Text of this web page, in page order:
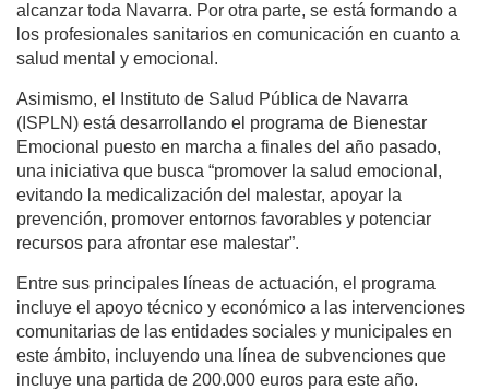
alcanzar toda Navarra. Por otra parte, se está formando a
los profesionales sanitarios en comunicación en cuanto a
salud mental y emocional.
Asimismo, el Instituto de Salud Pública de Navarra
(ISPLN) está desarrollando el programa de Bienestar
Emocional puesto en marcha a finales del año pasado,
una iniciativa que busca “promover la salud emocional,
evitando la medicalización del malestar, apoyar la
prevención, promover entornos favorables y potenciar
recursos para afrontar ese malestar”.
Entre sus principales líneas de actuación, el programa
incluye el apoyo técnico y económico a las intervenciones
comunitarias de las entidades sociales y municipales en
este ámbito, incluyendo una línea de subvenciones que
incluye una partida de 200.000 euros para este año.